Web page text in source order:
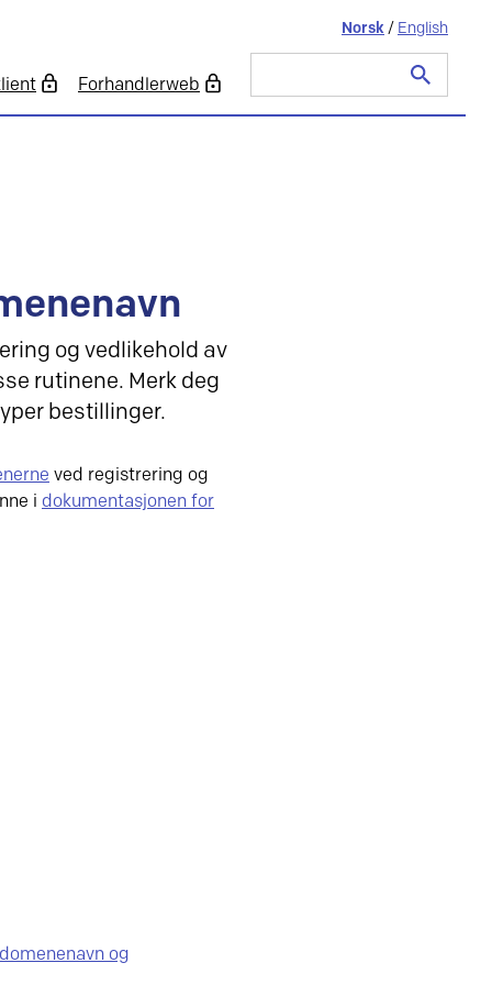
Forhandlerweb
Norsk / English
etter:
og vedlikehold av
rutinene. Merk deg
bestillinger.
ved registrering og
i dokumentasjonen for
og